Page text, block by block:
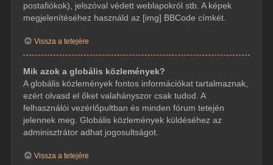
postafiókok), jelszóval védett weblapokról stb. A képek
megjelenítéséhez használd az [img] BBCode címkét.
Vissza a tetejére
Mik azok a globális közlemények?
A globális közlemények fontos információkat tartalmaznak,
ezért olvasd el őket valahányszor csak tudod. A
felhasználói vezérlőpultban és minden fórum tetején
jelennek meg. Globális közlemények küldéséhez az
adminisztrátor adhat jogosultságot.
Vissza a tetejére